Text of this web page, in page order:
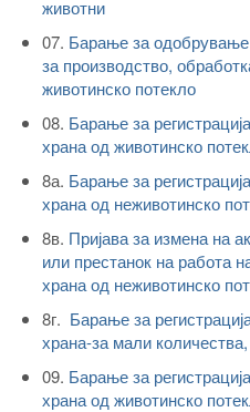
животни
07. Барање за одобрување
за производство,
животинско потекло
08. Барање за
храна од животинско
8а. Барање за
храна од неживотинско
8в. Пријава за измена на
или престанок на работа
храна од неживотинско
8г. Барање за
храна-за мали
09. Барање за
храна од животинско